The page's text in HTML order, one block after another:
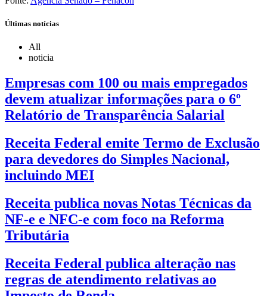
Últimas notícias
All
noticia
Empresas com 100 ou mais empregados
devem atualizar informações para o 6º
Relatório de Transparência Salarial
Receita Federal emite Termo de Exclusão
para devedores do Simples Nacional,
incluindo MEI
Receita publica novas Notas Técnicas da
NF-e e NFC-e com foco na Reforma
Tributária
Receita Federal publica alteração nas
regras de atendimento relativas ao